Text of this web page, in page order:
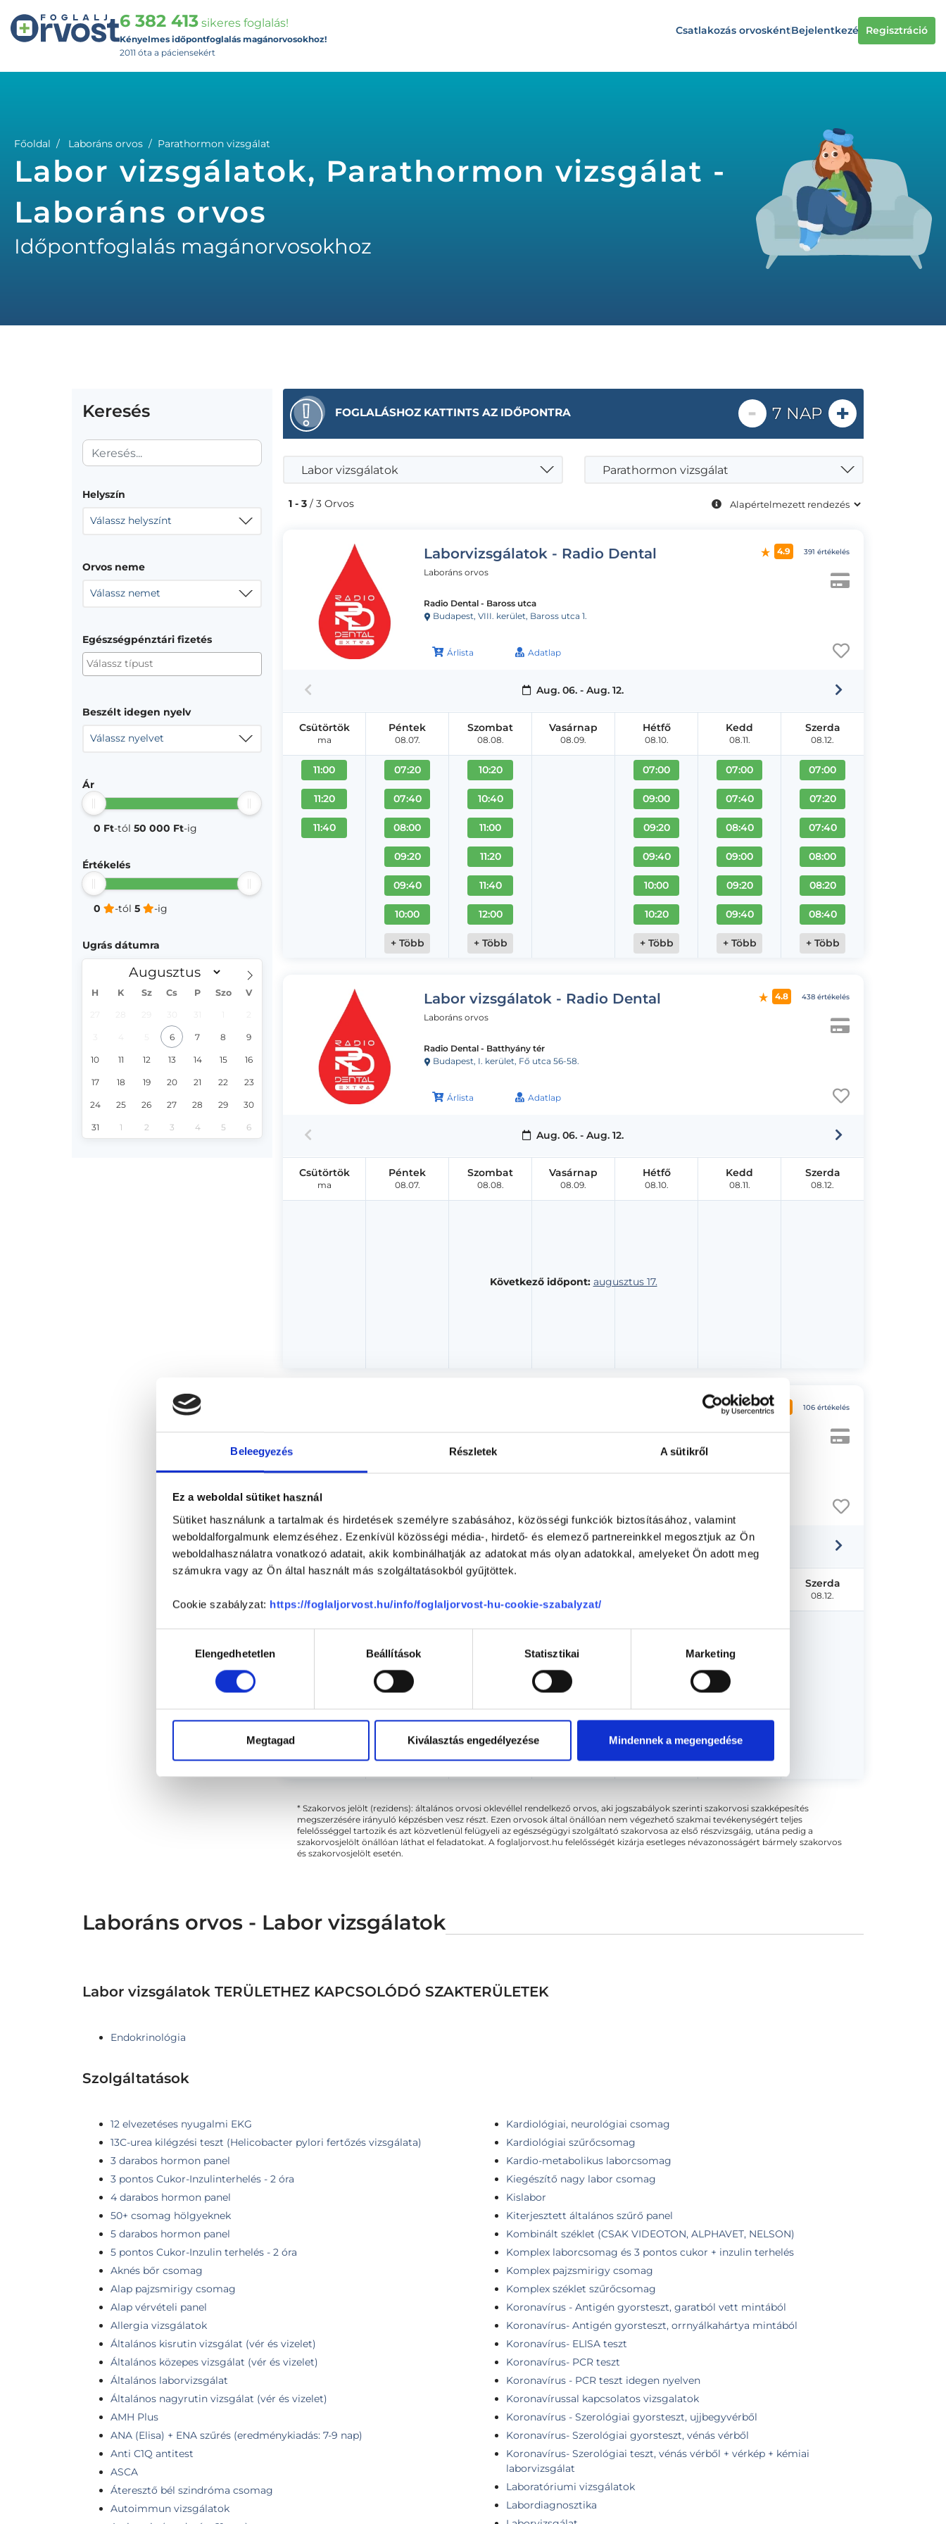
Beleegyezés Részletek A sütikről
Ez a weboldal sütiket használ
Sütiket használunk a tartalmak és hirdetések személyre szabásához, közösségi funkciók biztosításához, valamint
weboldalforgalmunk elemzéséhez. Ezenkívül közösségi média-, hirdető- és elemező partnereinkkel megosztjuk az Ön
weboldalhasználatra vonatkozó adatait, akik kombinálhatják az adatokat más olyan adatokkal, amelyeket Ön adott meg
számukra vagy az Ön által használt más szolgáltatásokból gyűjtöttek.
Cookie szabályzat: https://foglaljorvost.hu/info/foglaljorvost-hu-cookie-szabalyzat/
kiválasztásaElengedhetetlen Beállítások Statisztikai Marketing
Megtagad Kiválasztás engedélyezése Mindennek a megengedése
6 382 413 sikeres foglalás!
Kényelmes időpontfoglalás magánorvosokhoz!
2011 óta a páciensekért
Csatlakozás orvoskéntBejelentkezés Regisztráció
Főoldal Laboráns orvos Parathormon vizsgálat
Labor vizsgálatok, Parathormon vizsgálat -
Laboráns orvos
Időpontfoglalás magánorvosokhoz
Keresés
Helyszín
Válassz helyszínt
Orvos neme
Válassz nemet
Egészségpénztári fizetés
Beszélt idegen nyelv
Válassz nyelvet
Ár
0 Ft-tól 50 000 Ft-ig
Értékelés
0 -tól 5 -ig
Ugrás dátumra
H K Sz Cs P Szo V
6 7 8 9
10 11 12 13 14 15 16
17 18 19 20 21 22 23
24 25 26 27 28 29 30
31 1 2 3 4 5 6
FOGLALÁSHOZ KATTINTS AZ IDŐPONTRA - 7 NAP +
Labor vizsgálatok Parathormon vizsgálat
1 - 3 / 3 Orvos
Laborvizsgálatok - Radio Dental
Laboráns orvos
Radio Dental - Baross utca
Budapest, VIII. kerület, Baross utca 1.
Árlista Adatlap
4.9 391 értékelés
Aug. 06. - Aug. 12.
Csütörtök
ma
11:00
11:20
11:40
Péntek
08.07.
07:20
07:40
08:00
09:20
09:40
10:00
+ Több
Szombat
08.08.
10:20
10:40
11:00
11:20
11:40
12:00
+ Több
Vasárnap
08.09.
Hétfő
08.10.
07:00
09:00
09:20
09:40
10:00
10:20
+ Több
Kedd
08.11.
07:00
07:40
08:40
09:00
09:20
09:40
+ Több
Szerda
08.12.
07:00
07:20
07:40
08:00
08:20
08:40
+ Több
Labor vizsgálatok - Radio Dental
Laboráns orvos
Radio Dental - Batthyány tér
Budapest, I. kerület, Fő utca 56-58.
Árlista Adatlap
4.8 438 értékelés
Aug. 06. - Aug. 12.
Következő időpont: augusztus 17.
Csütörtök
ma
Péntek
08.07.
Szombat
08.08.
Vasárnap
08.09.
Hétfő
08.10.
Kedd
08.11.
Szerda
08.12.
Labor vizsgálatok - Uránia Medical Center
Forlife Uránia Medical Center
Budapest, VIII. kerület, Rákóczi út 19. 1. emelet 9. 88-as kapucsengő
106 értékelés
Aug. 06. - Aug. 12.
Sajnáljuk, jelenleg nincs szabad időpont!
Szerda
08.12.
* Szakorvos jelölt (rezidens): általános orvosi oklevéllel rendelkező orvos, aki jogszabályok szerinti szakorvosi szakképesítés
megszerzésére irányuló képzésben vesz részt. Ezen orvosok által önállóan nem végezhető szakmai tevékenységért teljes
felelősséggel tartozik és azt közvetlenül felügyeli az egészségügyi szolgáltató szakorvosa az első részvizsgáig, utána pedig a
szakorvosjelölt önállóan láthat el feladatokat. A foglaljorvost.hu felelősségét kizárja esetleges névazonosságért bármely szakorvos
és szakorvosjelölt esetén.
Laboráns orvos - Labor vizsgálatok
Labor vizsgálatok TERÜLETHEZ KAPCSOLÓDÓ SZAKTERÜLETEK
Endokrinológia
Szolgáltatások
12 elvezetéses nyugalmi EKG
13C-urea kilégzési teszt (Helicobacter pylori fertőzés vizsgálata)
3 darabos hormon panel
3 pontos Cukor-Inzulinterhelés - 2 óra
4 darabos hormon panel
50+ csomag hölgyeknek
5 darabos hormon panel
5 pontos Cukor-Inzulin terhelés - 2 óra
Aknés bőr csomag
Alap pajzsmirigy csomag
Alap vérvételi panel
Allergia vizsgálatok
Általános kisrutin vizsgálat (vér és vizelet)
Általános közepes vizsgálat (vér és vizelet)
Általános laborvizsgálat
Általános nagyrutin vizsgálat (vér és vizelet)
AMH Plus
ANA (Elisa) + ENA szűrés (eredménykiadás: 7-9 nap)
Anti C1Q antitest
ASCA
Áteresztő bél szindróma csomag
Autoimmun vizsgálatok
Kardiológiai, neurológiai csomag
Kardiológiai szűrőcsomag
Kardio-metabolikus laborcsomag
Kiegészítő nagy labor csomag
Kislabor
Kiterjesztett általános szűrő panel
Kombinált széklet (CSAK VIDEOTON, ALPHAVET, NELSON)
Komplex laborcsomag és 3 pontos cukor + inzulin terhelés
Komplex pajzsmirigy csomag
Komplex széklet szűrőcsomag
Koronavírus - Antigén gyorsteszt, garatból vett mintából
Koronavírus- Antigén gyorsteszt, orrnyálkahártya mintából
Koronavírus- ELISA teszt
Koronavírus- PCR teszt
Koronavírus - PCR teszt idegen nyelven
Koronavírussal kapcsolatos vizsgalatok
Koronavírus - Szerológiai gyorsteszt, ujjbegyvérből
Koronavírus- Szerológiai gyorsteszt, vénás vérből
Koronavírus- Szerológiai teszt, vénás vérből + vérkép + kémiai
laborvizsgálat
Laboratóriumi vizsgálatok
Labordiagnosztika